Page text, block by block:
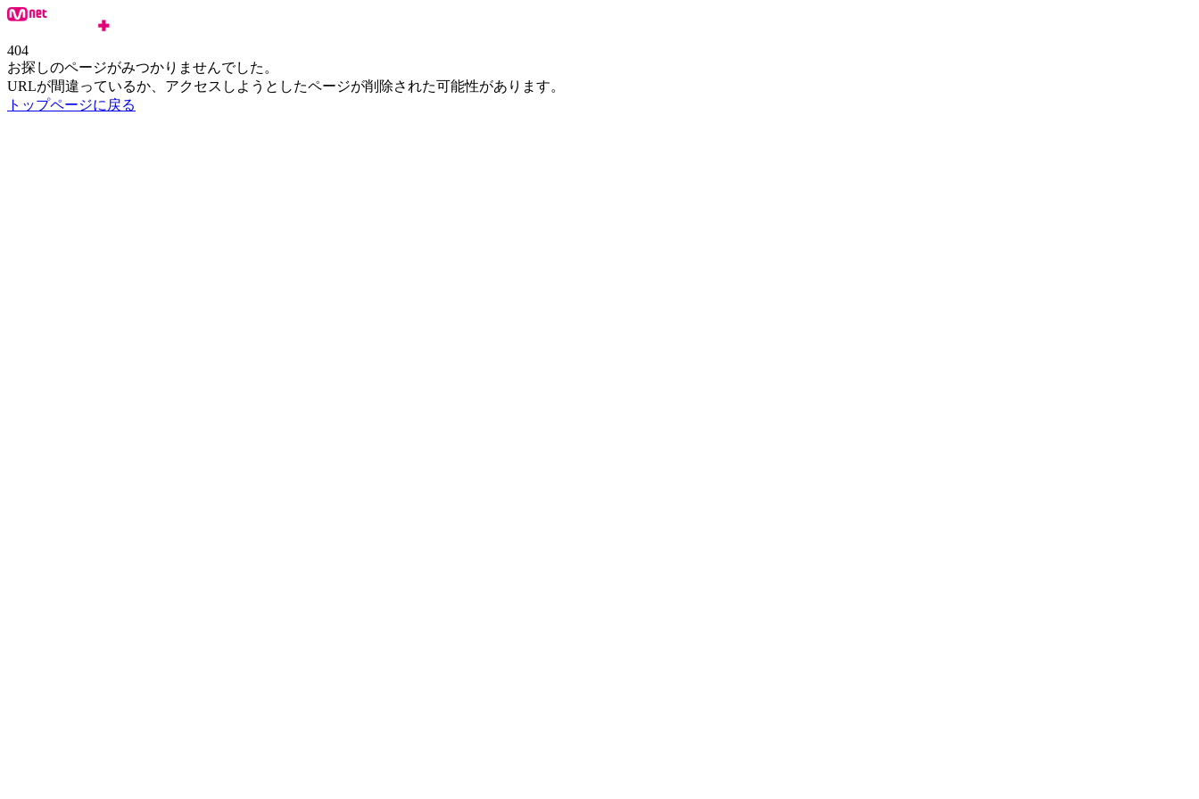
404
お探しのページがみつかりませんでした。
URLが間違っているか、アクセスしようとしたページが削除された可能性があります。
トップページに戻る